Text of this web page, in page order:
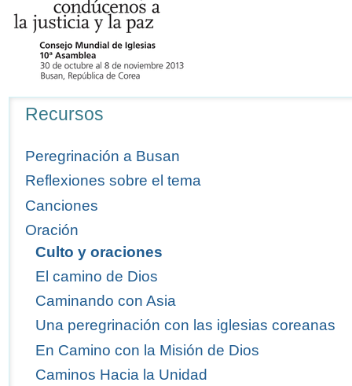
Recursos
Peregrinación a Busan
Reflexiones sobre el tema
Canciones
Oración
Culto y oraciones
El camino de Dios
Caminando con Asia
Una peregrinación con las iglesias coreanas
En Camino con la Misión de Dios
Caminos Hacia la Unidad